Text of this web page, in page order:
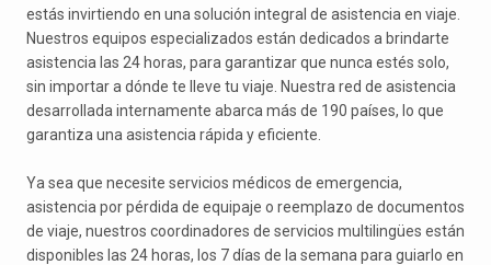
estás invirtiendo en una solución integral de asistencia en viaje.
Nuestros equipos especializados están dedicados a brindarte
asistencia las 24 horas, para garantizar que nunca estés solo,
sin importar a dónde te lleve tu viaje. Nuestra red de asistencia
desarrollada internamente abarca más de 190 países, lo que
garantiza una asistencia rápida y eficiente.
Ya sea que necesite servicios médicos de emergencia,
asistencia por pérdida de equipaje o reemplazo de documentos
de viaje, nuestros coordinadores de servicios multilingües están
disponibles las 24 horas, los 7 días de la semana para guiarlo en